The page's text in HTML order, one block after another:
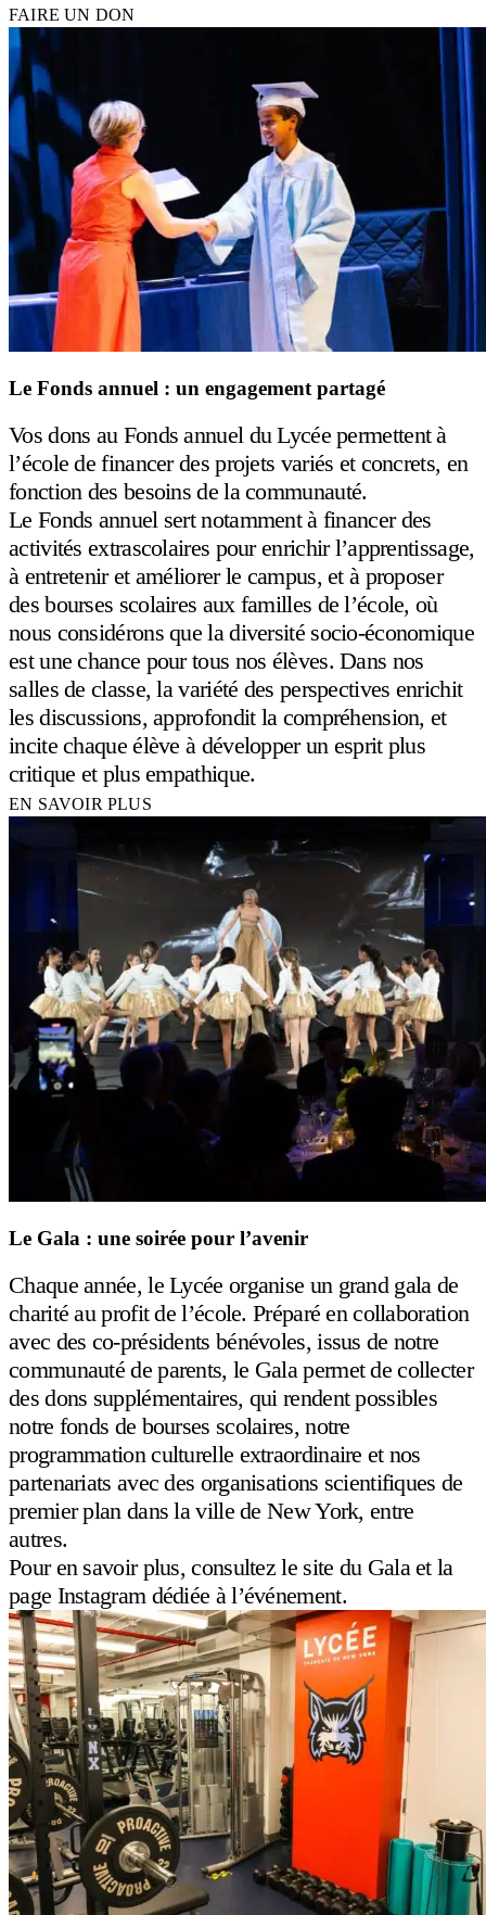
Contactez-nous
505 East 75th Street New York, NY 10021
info@lfny.org
212-369-1400
POSER UNE QUESTION S'INSCRIRE
Menu
À propos
Admission
Programme scolaire
Vie scolaire
Bien-être
FAIRE UN DON
Le Fonds annuel : un engagement partagé
Vos dons au Fonds annuel du Lycée permettent à
l’école de financer des projets variés et concrets, en
fonction des besoins de la communauté.
Le Fonds annuel sert notamment à financer des
activités extrascolaires pour enrichir l’apprentissage,
à entretenir et améliorer le campus, et à proposer
des bourses scolaires aux familles de l’école, où
nous considérons que la diversité socio-économique
est une chance pour tous nos élèves. Dans nos
salles de classe, la variété des perspectives enrichit
les discussions, approfondit la compréhension, et
incite chaque élève à développer un esprit plus
critique et plus empathique.
EN SAVOIR PLUS
Le Gala : une soirée pour l’avenir
Chaque année, le Lycée organise un grand gala de
charité au profit de l’école. Préparé en collaboration
avec des co-présidents bénévoles, issus de notre
communauté de parents, le Gala permet de collecter
des dons supplémentaires, qui rendent possibles
notre fonds de bourses scolaires, notre
programmation culturelle extraordinaire et nos
partenariats avec des organisations scientifiques de
premier plan dans la ville de New York, entre
autres.
Pour en savoir plus, consultez le site du Galaet la
page Instagram dédiée à l’événement.